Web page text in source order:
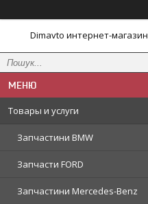
Dimavto интернет-магазин
Товары и услуги
Запчастини BMW
Запчасти FORD
Запчастини Mercedes-Benz